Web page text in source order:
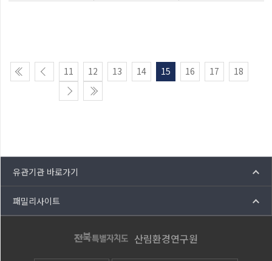
11 12 13 14 15 16 17 18
유관기관 바로가기
패밀리사이트
산림환경연구원